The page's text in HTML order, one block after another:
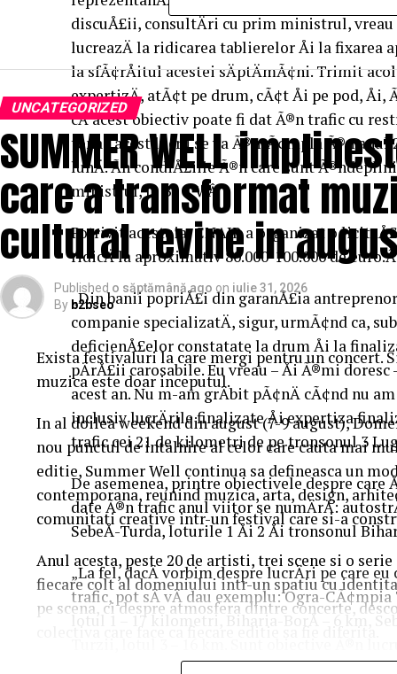
discuÅ£ii, consultÄri cu prim ministrul, vreau
lucreazÄ la ridicarea tablierelor Åi la fixarea
la sfÃ¢rÅitul acestei sÄptÄmÃ¢ni. Trimit
expertizÄ, atÃ¢t pe drum, cÃ¢t Åi pe pod,
cÄ acest obiectiv poate fi dat Ã®n trafic cu
tonaj, acest lucru se va Ã®ntÃ¢mpla Ã®n anul
lunÄ. Ãn condiÅ£iile Ã®n care sunt
ministrul, la B1 TV.Â
Potrivit acestuia, CNAIR a organizat o
ridicÄ la aproximativ 80.000-100.000 de
„Din banii popriÅ£i din garanÅ£ia
companie specializatÄ, sigur, urmÃ¢nd ca,
deficienÅ£elor constatate la drum Åi la
pÄrÅ£ii carosabile. Eu vreau – Åi Ã®mi
acest an. Nu m-am grÄbit pÃ¢nÄ cÃ¢nd nu
inclusiv lucrÄrile finalizate Åi expertiza
trafic cei 21 de kilometri de pe tronsonul 3
De asemenea, printre obiectivele despre care
date Ã®n trafic anul viitor se numÄrÄ:
SebeÅ-Turda, loturile 1 Åi 2 Åi tronsonul
„La fel, dacÄ vorbim despre lucrÄri pe care eu
trafic, pot sÄ vÄ dau exemplu: Ogra-
lotul 1 – 17 kilometri, Biharia-BorÅ – 6 km,
derulare – Ã®ntre 30 Åi 80% (stadiu fizic – n.
UNCATEGORIZED
SUMMER WELL
care a transformat
cultural revine in
Published o săptămână ago on iulie 31, 2026
By b2bseo
Exista festivaluri la care mergi pentru un concert.
muzica este doar inceputul.
In al doilea weekend din august (7-9 august),
nou punctul de intalnire al celor care cauta mai
editie, Summer Well continua sa defineasca un
contemporana, reunind muzica, arta, design,
comunitati creative intr-un festival care si-a
Anul acesta, peste 20 de artisti, trei scene si o
fiecare colt al domeniului intr-un spatiu cu
pe scena, ci despre atmosfera dintre concerte,